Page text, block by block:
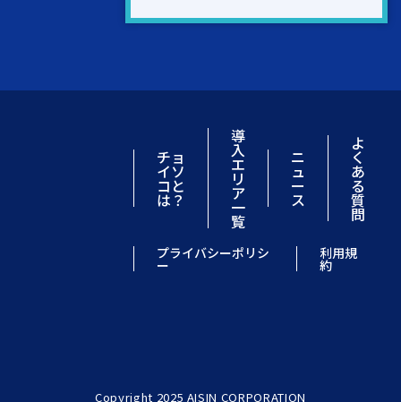
チョ
イソ
コと
は？
導
入
エ
リ
ア
一
覧
ニ
ュ
ー
ス
よ
く
あ
る
質
問
プライバシーポリシ
ー
利用規
約
Copyright 2025 AISIN CORPORATION